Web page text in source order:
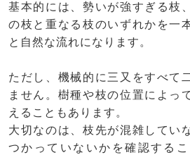
基本的には、勢いが強すぎる枝
の枝と重なる枝のいずれかを一
と自然な流れになります。
ただし、機械的に三又をすべて
ません。樹種や枝の位置によっ
えることもあります。
大切なのは、枝先が混雑してい
つかっていないかを確認する